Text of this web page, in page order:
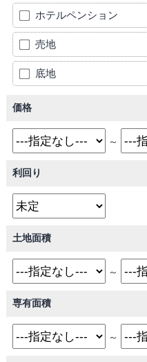
ホテルペンション
売地
底地
価格
～
利回り
土地面積
～
専有面積
～